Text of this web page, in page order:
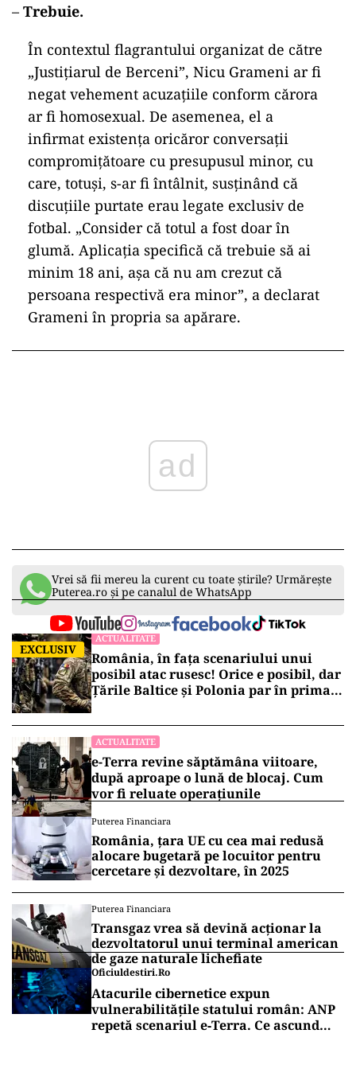
– Trebuie.
În contextul flagrantului organizat de către
„Justițiarul de Berceni”, Nicu Grameni ar fi
negat vehement acuzațiile conform cărora
ar fi homosexual. De asemenea, el a
infirmat existența oricăror conversații
compromițătoare cu presupusul minor, cu
care, totuși, s-ar fi întâlnit, susținând că
discuțiile purtate erau legate exclusiv de
fotbal. „Consider că totul a fost doar în
glumă. Aplicația specifică că trebuie să ai
minim 18 ani, așa că nu am crezut că
persoana respectivă era minor”, a declarat
Grameni în propria sa apărare.
ad
Vrei să fii mereu la curent cu toate știrile? Urmărește
Puterea.ro și pe canalul de WhatsApp
EXCLUSIV
ACTUALITATE
România, în fața scenariului unui
posibil atac rusesc! Orice e posibil, dar
Țările Baltice și Polonia par în prima
ACTUALITATE
e-Terra revine săptămâna viitoare,
după aproape o lună de blocaj. Cum
vor fi reluate operațiunile
Puterea Financiara
România, țara UE cu cea mai redusă
alocare bugetară pe locuitor pentru
cercetare și dezvoltare, în 2025
Puterea Financiara
Transgaz vrea să devină acționar la
dezvoltatorul unui terminal american
de gaze naturale lichefiate
Oficiuldestiri.ro
Atacurile cibernetice expun
vulnerabilitățile statului român: ANP
repetă scenariul e‑Terra. Ce ascund